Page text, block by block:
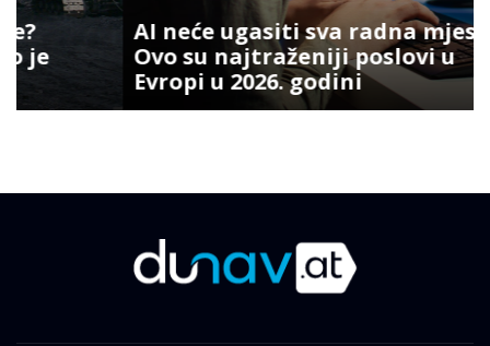
AI neće ugasiti sva radna mjesta:
Ovo su najtraženiji poslovi u
Evropi u 2026. godini